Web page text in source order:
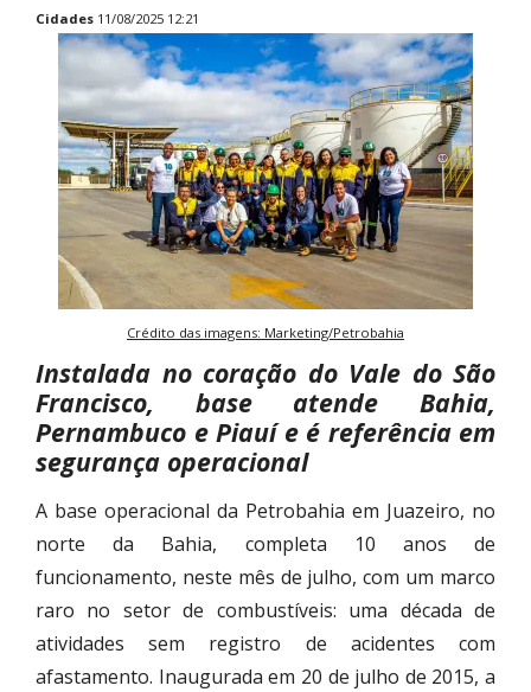
Cidades 11/08/2025 12:21
Crédito das imagens: Marketing/Petrobahia
Instalada no coração do Vale do São
Francisco, base atende Bahia,
Pernambuco e Piauí e é referência em
segurança operacional
A base operacional da Petrobahia em Juazeiro, no
norte da Bahia, completa 10 anos de
funcionamento, neste mês de julho, com um marco
raro no setor de combustíveis: uma década de
atividades sem registro de acidentes com
afastamento. Inaugurada em 20 de julho de 2015, a